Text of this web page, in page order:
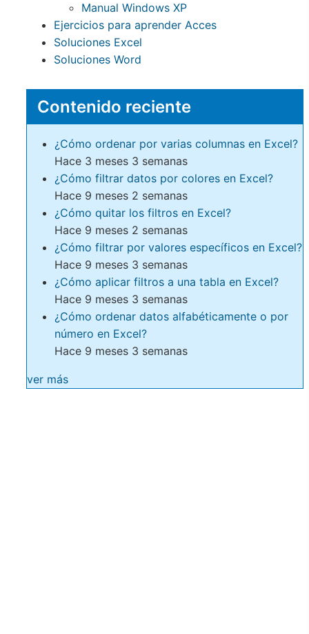
Manual Windows XP
Ejercicios para aprender Acces
Soluciones Excel
Soluciones Word
Contenido reciente
¿Cómo ordenar por varias columnas en Excel?
Hace 3 meses 3 semanas
¿Cómo filtrar datos por colores en Excel?
Hace 9 meses 2 semanas
¿Cómo quitar los filtros en Excel?
Hace 9 meses 2 semanas
¿Cómo filtrar por valores específicos en Excel?
Hace 9 meses 3 semanas
¿Cómo aplicar filtros a una tabla en Excel?
Hace 9 meses 3 semanas
¿Cómo ordenar datos alfabéticamente o por
número en Excel?
Hace 9 meses 3 semanas
ver más